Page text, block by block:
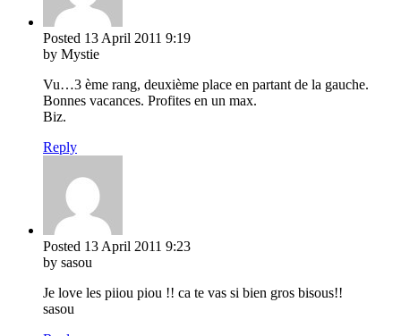
Posted 13 April 2011 9:19
by Mystie
Vu…3 ème rang, deuxième place en partant de la gauche.
Bonnes vacances. Profites en un max.
Biz.
Reply
Posted 13 April 2011 9:23
by sasou
Je love les piiou piou !! ca te vas si bien gros bisous!!
sasou